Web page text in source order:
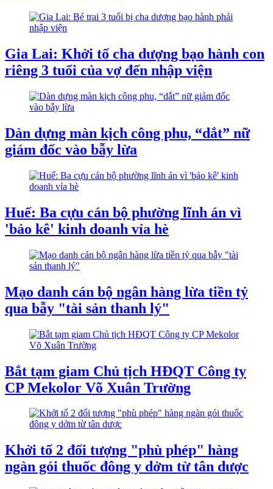
Gia Lai: Khởi tố cha dượng bạo hành con
riêng 3 tuổi của vợ đến nhập viện
Dàn dựng màn kịch công phu, “dắt” nữ
giám đốc vào bẫy lừa
Huế: Ba cựu cán bộ phường lĩnh án vì
'bảo kê' kinh doanh vỉa hè
Mạo danh cán bộ ngân hàng lừa tiền tỷ
qua bẫy "tài sản thanh lý"
Bắt tạm giam Chủ tịch HĐQT Công ty
CP Mekolor Võ Xuân Trường
Khởi tố 2 đối tượng "phù phép" hàng
ngàn gói thuốc đông y dởm từ tân dược